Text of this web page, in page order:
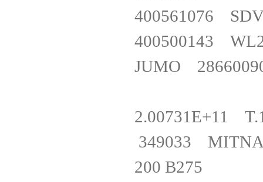
400561076
400500143
JUMO
2.00731E+11
349033
200 B275